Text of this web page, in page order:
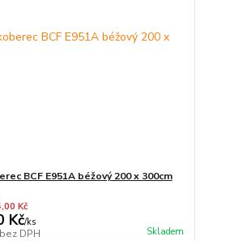
BCF E951A béžový 200 x 300cm
Kč
Kč/ks
bez DPH Skladem